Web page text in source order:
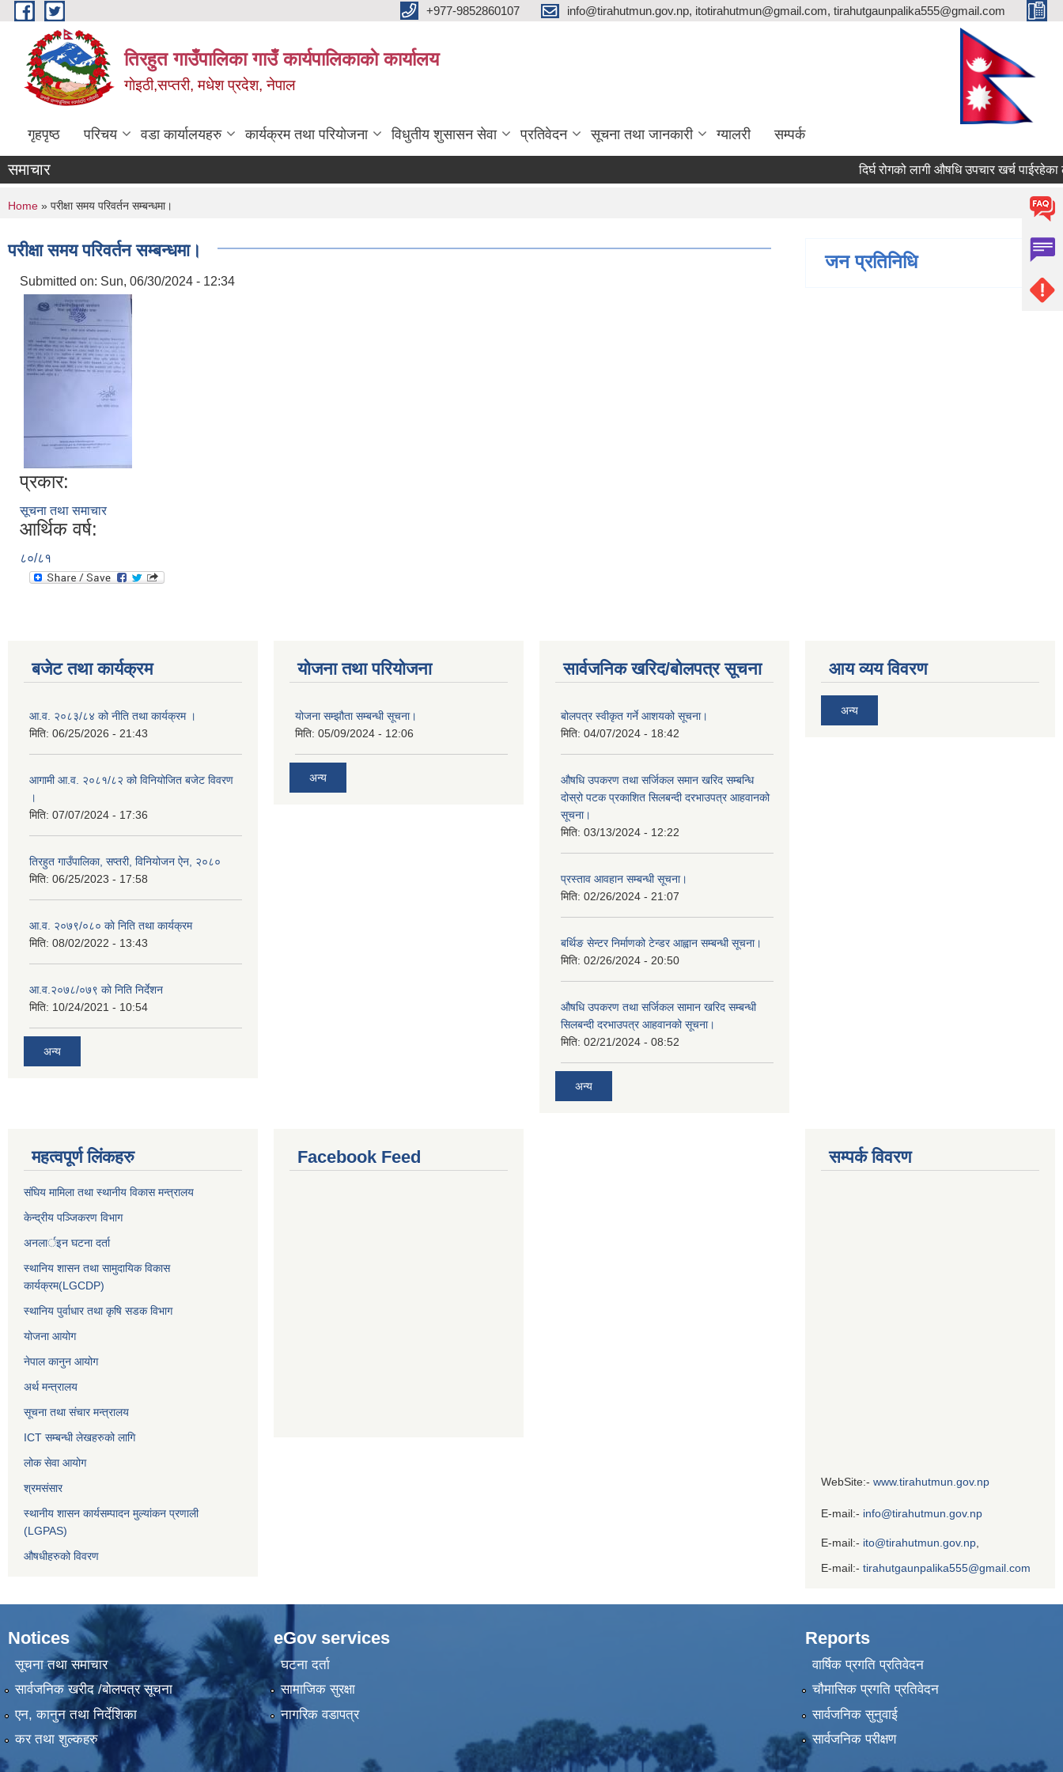
Skip to main content +977-9852860107 info@tirahutmun.gov.np, itotirahutmun@gmail.com, tirahutgaunpalika555@gmail.com
तिरहुत गाउँपालिका गाउँ कार्यपालिकाकाे कार्यालय
गाेइठी,सप्तरी, मधेश प्रदेश, नेपाल
गृहपृष्ठ परिचय वडा कार्यालयहरु कार्यक्रम तथा परियोजना विधुतीय शुसासन सेवा प्रतिवेदन सूचना तथा जानकारी ग्यालरी सम्पर्क
समाचार दिर्घ रोगको लागी औषधि उपचार खर्च पाईरहेका
You are here
Home » परीक्षा समय परिवर्तन सम्बन्धमा।
परीक्षा समय परिवर्तन सम्बन्धमा।
Submitted on: Sun, 06/30/2024 - 12:34
प्रकार:
सूचना तथा समाचार
आर्थिक वर्ष:
८०/८१
जन प्रतिनिधि
बजेट तथा कार्यक्रम
आ.व. २०८३/८४ को नीति तथा कार्यक्रम ।
मिति: 06/25/2026 - 21:43
आगामी आ.व. २०८१/८२ को विनियोजित बजेट विवरण
।
मिति: 07/07/2024 - 17:36
तिरहुत गाउँपालिका, सप्तरी, विनियोजन ऐन, २०८०
मिति: 06/25/2023 - 17:58
आ.व. २०७९/०८० काे निति तथा कार्यक्रम
मिति: 08/02/2022 - 13:43
आ.व.२०७८/०७९ काे निति निर्देशन
मिति: 10/24/2021 - 10:54
अन्य
योजना तथा परियोजना
योजना सम्झौता सम्बन्धी सूचना।
मिति: 05/09/2024 - 12:06
अन्य
सार्वजनिक खरिद/बोलपत्र सूचना
बोलपत्र स्वीकृत गर्ने आशयको सूचना।
मिति: 04/07/2024 - 18:42
औषधि उपकरण तथा सर्जिकल समान खरिद सम्बन्धि
दोस्रो पटक प्रकाशित सिलबन्दी दरभाउपत्र आहवानको
सूचना।
मिति: 03/13/2024 - 12:22
प्रस्ताव आवहान सम्बन्धी सूचना।
मिति: 02/26/2024 - 21:07
बर्थिङ सेन्टर निर्माणको टेन्डर आह्वान सम्बन्धी सूचना।
मिति: 02/26/2024 - 20:50
औषधि उपकरण तथा सर्जिकल सामान खरिद सम्बन्धी
सिलबन्दी दरभाउपत्र आहवानको सूचना।
मिति: 02/21/2024 - 08:52
अन्य
आय व्यय विवरण
अन्य
महत्वपूर्ण लिंकहरु
संघिय मामिला तथा स्थानीय विकास मन्त्रालय
केन्द्रीय पञ्जिकरण विभाग
अनलार्इन घटना दर्ता
स्थानिय शासन तथा सामुदायिक विकास
कार्यक्रम(LGCDP)
स्थानिय पुर्वाधार तथा कृषि सडक विभाग
योजना आयोग
नेपाल कानुन आयोग
अर्थ मन्त्रालय
सूचना तथा संचार मन्त्रालय
ICT सम्बन्धी लेखहरुको लागि
लोक सेवा आयोग
श्रमसंसार
स्थानीय शासन कार्यसम्पादन मुल्यांकन प्रणाली
(LGPAS)
औषधीहरुको विवरण
Facebook Feed सम्पर्क विवरण
WebSite:- www.tirahutmun.gov.np
E-mail:- info@tirahutmun.gov.np
E-mail:- ito@tirahutmun.gov.np,
E-mail:- tirahutgaunpalika555@gmail.com
Notices
सूचना तथा समाचार
सार्वजनिक खरीद /बोलपत्र सूचना
एन, कानुन तथा निर्देशिका
कर तथा शुल्कहरु
eGov services
घटना दर्ता
सामाजिक सुरक्षा
नागरिक वडापत्र
Reports
वार्षिक प्रगति प्रतिवेदन
चौमासिक प्रगति प्रतिवेदन
सार्वजनिक सुनुवाई
सार्वजनिक परीक्षण